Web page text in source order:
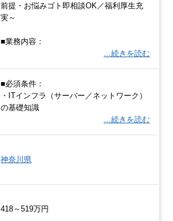
前提・お悩みゴト即相談OK／福利厚生充
実～
■業務内容：
…続きを読む
■必須条件：
・ITインフラ（サーバー／ネットワーク）
の基礎知識
…続きを読む
神奈川県
418～519万円